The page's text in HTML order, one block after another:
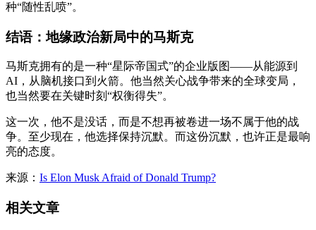
种“随性乱喷”。
结语：地缘政治新局中的马斯克
马斯克拥有的是一种“星际帝国式”的企业版图——从能源到
AI，从脑机接口到火箭。他当然关心战争带来的全球变局，
也当然要在关键时刻“权衡得失”。
这一次，他不是没话，而是不想再被卷进一场不属于他的战
争。至少现在，他选择保持沉默。而这份沉默，也许正是最响
亮的态度。
来源： Is Elon Musk Afraid of Donald Trump?
相关文章